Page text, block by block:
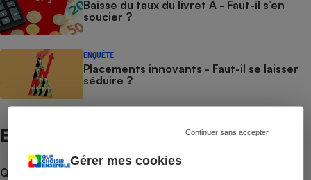
Gérer mes cookies
Continuer sans accepter
Baisse du taux du livret A - Faut-il s’en
soucier ?
ENQUÊTE
Placements innovants - Faut-il se laisser
séduire ?
Et aussi
Que faire en cas de litige ?